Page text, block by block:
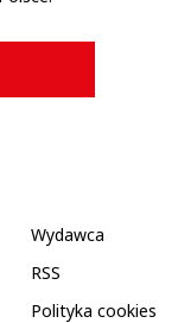
Wydawca
RSS
Polityka cookies